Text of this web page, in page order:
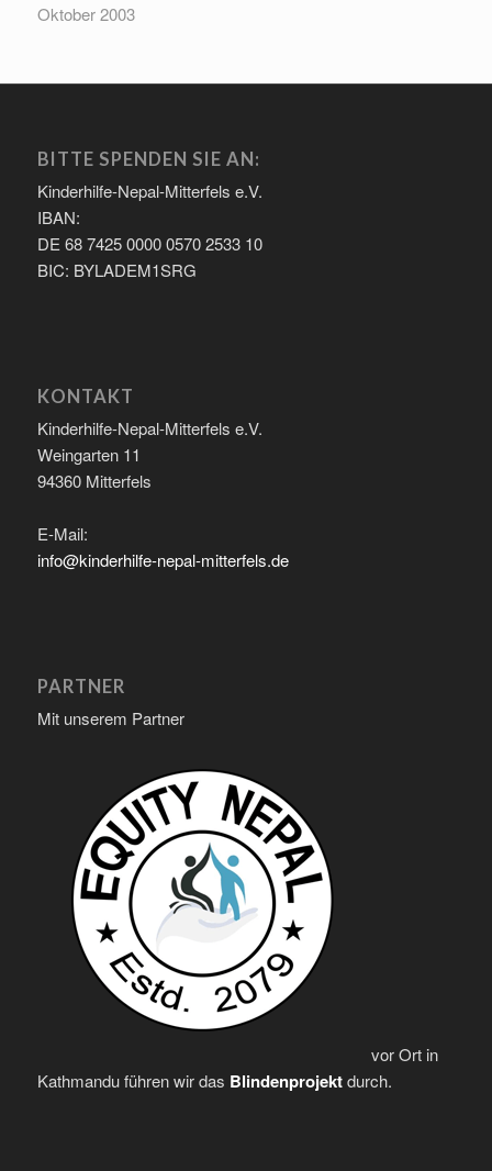
Oktober 2003
BITTE SPENDEN SIE AN:
Kinderhilfe-Nepal-Mitterfels e.V.
IBAN:
DE 68 7425 0000 0570 2533 10
BIC: BYLADEM1SRG
KONTAKT
Kinderhilfe-Nepal-Mitterfels e.V.
Weingarten 11
94360 Mitterfels
E-Mail:
info@kinderhilfe-nepal-mitterfels.de
PARTNER
Mit unserem Partner
vor Ort in
Kathmandu führen wir das Blindenprojektdurch.